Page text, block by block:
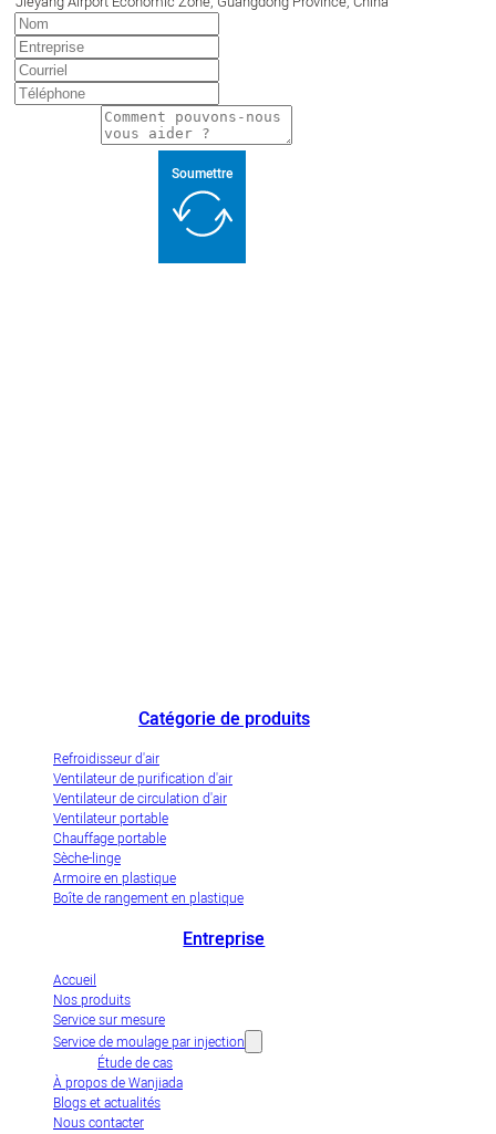
Soumettre
Catégorie de produits
Refroidisseur d'air
Ventilateur de purification d'air
Ventilateur de circulation d'air
Ventilateur portable
Chauffage portable
Sèche-linge
Armoire en plastique
Boîte de rangement en plastique
Entreprise
Accueil
Nos produits
Service sur mesure
Service de moulage par injection
Étude de cas
À propos de Wanjiada
Blogs et actualités
Nous contacter